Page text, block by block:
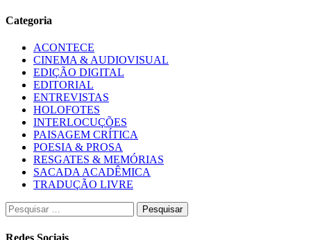
Categoria
ACONTECE
CINEMA & AUDIOVISUAL
EDIÇÃO DIGITAL
EDITORIAL
ENTREVISTAS
HOLOFOTES
INTERLOCUÇÕES
PAISAGEM CRÍTICA
POESIA & PROSA
RESGATES & MEMÓRIAS
SACADA ACADÊMICA
TRADUÇÃO LIVRE
Pesquisar
por:
Redes Sociais